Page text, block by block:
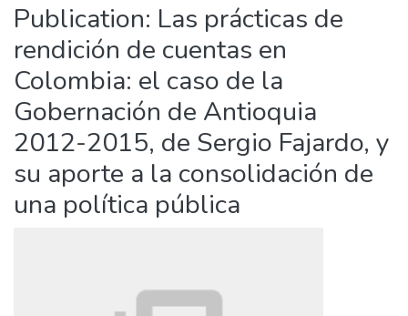
Publication: Las prácticas de
rendición de cuentas en
Colombia: el caso de la
Gobernación de Antioquia
2012-2015, de Sergio Fajardo, y
su aporte a la consolidación de
una política pública